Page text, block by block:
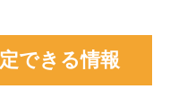
できる情報